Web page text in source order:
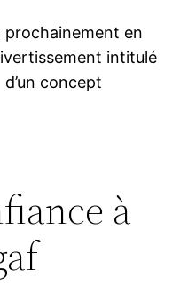
en
intitulé
concept
à